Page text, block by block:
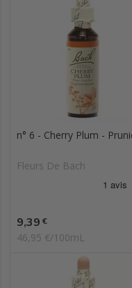
n° 6 - Cherry Plum -
Fleurs De Bach
Prix
9,39 €
46,95 €/100mL